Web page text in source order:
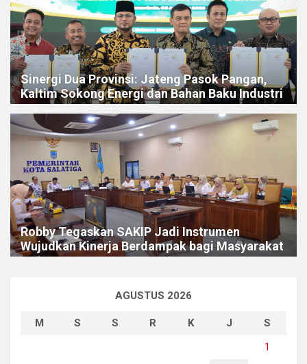
Sinergi Dua Provinsi: Jateng Pasok Pangan,
Kaltim Sokong Energi dan Bahan Baku Industri
Robby Tegaskan SAKIP Jadi Instrumen
Wujudkan Kinerja Berdampak bagi Masyarakat
AGUSTUS 2026
M S S R K J
S
1